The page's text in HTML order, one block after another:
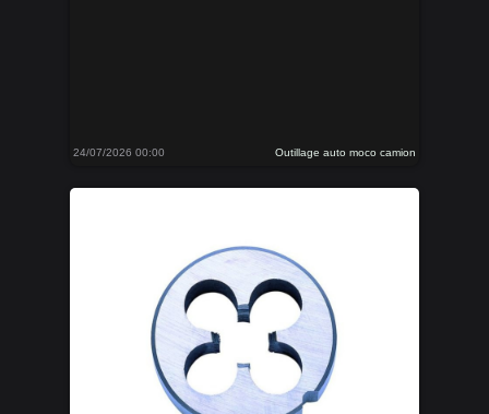
24/07/2026 00:00 Outillage auto moco camion